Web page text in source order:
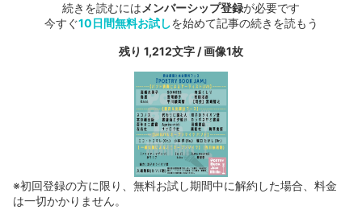
続きを読むには メンバーシップ登録が必要です
今すぐ10日間無料お試しを始めて記事の続きを読もう
残り 1,212文字 / 画像1枚
※初回登録の方に限り、無料お試し期間中に解約した場合、料金
は一切かかりません。